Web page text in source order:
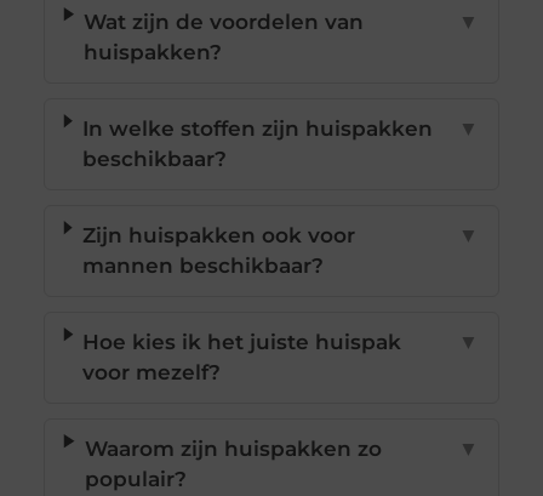
Wat zijn de voordelen van
huispakken?
▼
In welke stoffen zijn huispakken
beschikbaar?
▼
Zijn huispakken ook voor
mannen beschikbaar?
▼
Hoe kies ik het juiste huispak
voor mezelf?
▼
Waarom zijn huispakken zo
populair?
▼